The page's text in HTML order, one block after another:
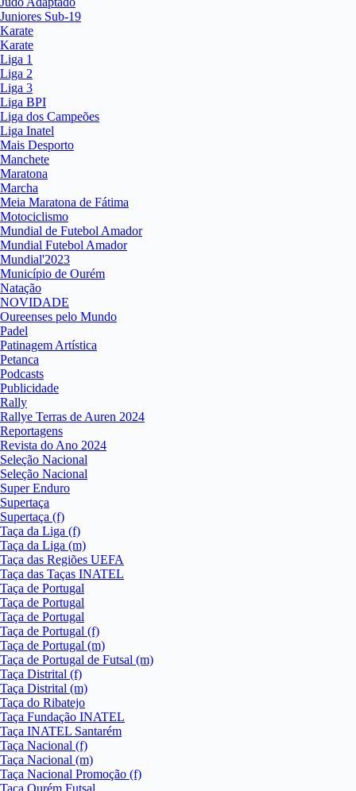
Juniores Sub-19
Karate
Karate
Liga 1
Liga 2
Liga 3
Liga BPI
Liga dos Campeões
Liga Inatel
Mais Desporto
Manchete
Maratona
Marcha
Meia Maratona de Fátima
Motociclismo
Mundial de Futebol Amador
Mundial Futebol Amador
Mundial'2023
Município de Ourém
Natação
NOVIDADE
Oureenses pelo Mundo
Padel
Patinagem Artística
Petanca
Podcasts
Publicidade
Rally
Rallye Terras de Auren 2024
Reportagens
Revista do Ano 2024
Seleção Nacional
Seleção Nacional
Super Enduro
Supertaça
Supertaça (f)
Taça da Liga (f)
Taça da Liga (m)
Taça das Regiões UEFA
Taça das Taças INATEL
Taça de Portugal
Taça de Portugal
Taça de Portugal
Taça de Portugal (f)
Taça de Portugal (m)
Taça de Portugal de Futsal (m)
Taça Distrital (f)
Taça Distrital (m)
Taça do Ribatejo
Taça Fundação INATEL
Taça INATEL Santarém
Taça Nacional (f)
Taça Nacional (m)
Taça Nacional Promoção (f)
Taça Ourém Futsal